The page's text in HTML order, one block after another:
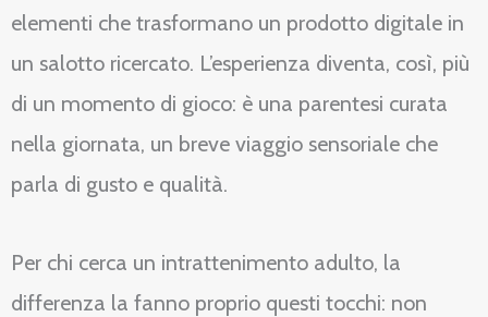
elementi che trasformano un prodotto digitale in
un salotto ricercato. L’esperienza diventa, così, più
di un momento di gioco: è una parentesi curata
nella giornata, un breve viaggio sensoriale che
parla di gusto e qualità.
Per chi cerca un intrattenimento adulto, la
differenza la fanno proprio questi tocchi: non